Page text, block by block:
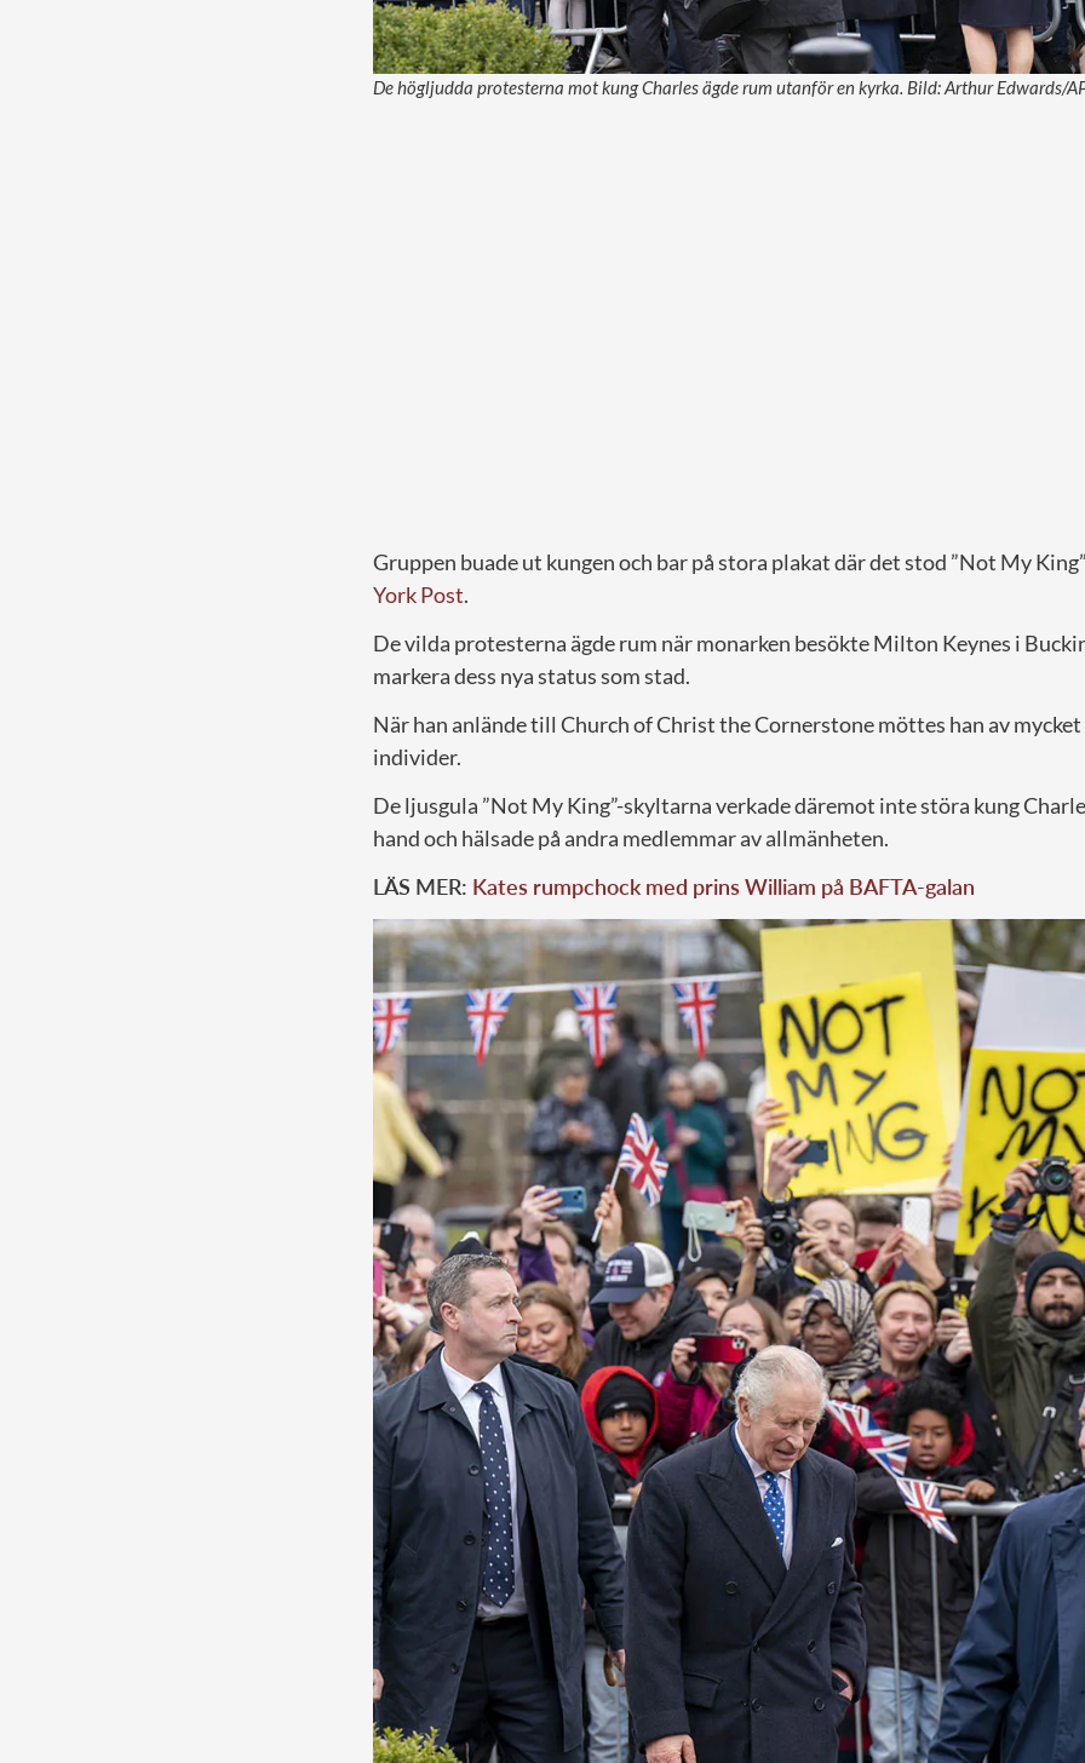
De högljudda protesterna mot kung Charles ägde rum utanför en kyrka. Bild: Arthur Edwards/
Gruppen buade ut kungen och bar på stora plakat där det stod ”Not My
York Post.
De vilda protesterna ägde rum när monarken besökte Milton Keynes i
markera dess nya status som stad.
När han anlände till Church of Christ the Cornerstone möttes han av
individer.
De ljusgula ”Not My King”-skyltarna verkade däremot inte störa kung
hand och hälsade på andra medlemmar av allmänheten.
LÄS MER: Kates rumpchock med prins William på BAFTA-galan